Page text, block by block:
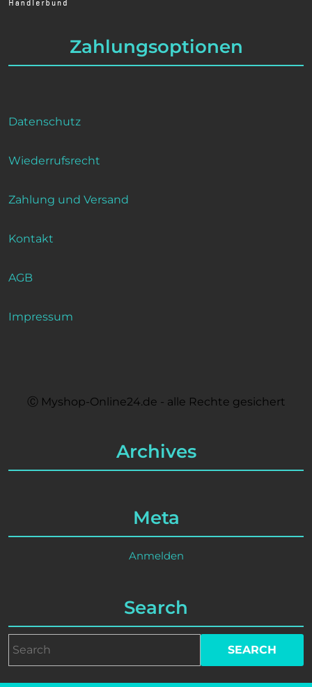
Zahlungsoptionen
Datenschutz
Wiederrufsrecht
Zahlung und Versand
Kontakt
AGB
Impressum
Ⓒ Myshop-Online24.de - alle Rechte gesichert
Archives
Meta
Anmelden
Search